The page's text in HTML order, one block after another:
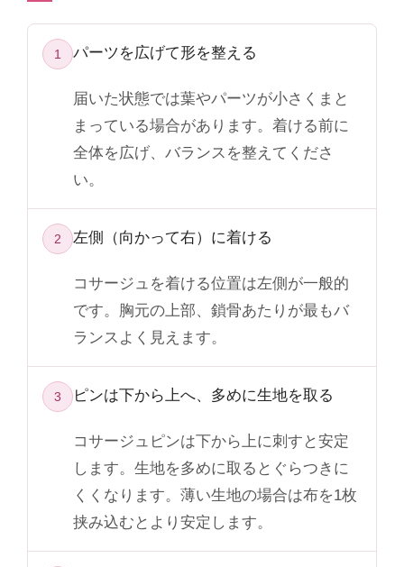
1 パーツを広げて形を整える
届いた状態では葉やパーツが小さくまと
まっている場合があります。着ける前に
全体を広げ、バランスを整えてくださ
い。
2 左側（向かって右）に着ける
コサージュを着ける位置は左側が一般的
です。胸元の上部、鎖骨あたりが最もバ
ランスよく見えます。
3 ピンは下から上へ、多めに生地を取る
コサージュピンは下から上に刺すと安定
します。生地を多めに取るとぐらつきに
くくなります。薄い生地の場合は布を1枚
挟み込むとより安定します。